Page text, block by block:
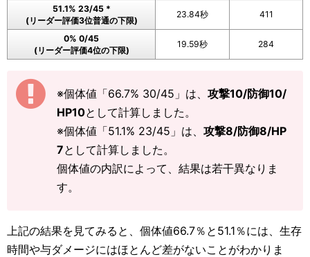
51.1% 23/45 *
(リーダー評価3位普通の下限)
23.84秒 411
0% 0/45
(リーダー評価4位の下限)
19.59秒 284
※個体値「66.7% 30/45」は、 攻撃10/防御10/
HP10として計算しました。
※個体値「51.1% 23/45」は、 攻撃8/防御8/HP
7として計算しました。
個体値の内訳によって、結果は若干異なりま
す。
上記の結果を見てみると、個体値66.7％と51.1％には、生存
時間や与ダメージにはほとんど差がないことがわかりま